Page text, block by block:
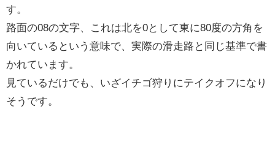
す。
路面の08の文字、これは北を0として東に80度の方角を
向いているという意味で、実際の滑走路と同じ基準で書
かれています。
見ているだけでも、いざイチゴ狩りにテイクオフになり
そうです。